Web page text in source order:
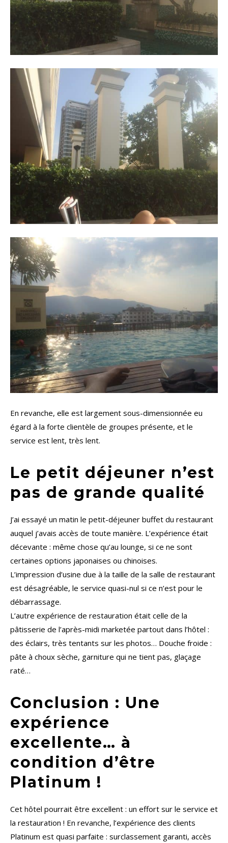
En revanche, elle est largement sous-dimensionnée eu
égard à la forte clientèle de groupes présente, et le
service est lent, très lent.
Le petit déjeuner n’est
pas de grande qualité
J’ai essayé un matin le petit-déjeuner buffet du restaurant
auquel j’avais accès de toute manière. L’expérience était
décevante : même chose qu’au lounge, si ce ne sont
certaines options japonaises ou chinoises.
L’impression d’usine due à la taille de la salle de restaurant
est désagréable, le service quasi-nul si ce n’est pour le
débarrassage.
L’autre expérience de restauration était celle de la
pâtisserie de l’après-midi marketée partout dans l’hôtel :
des éclairs, très tentants sur les photos… Douche froide :
pâte à choux sèche, garniture qui ne tient pas, glaçage
raté…
Conclusion : Une
expérience
excellente… à
condition d’être
Platinum !
Cet hôtel pourrait être excellent : un effort sur le service et
la restauration ! En revanche, l’expérience des clients
Platinum est quasi parfaite : surclassement garanti, accès